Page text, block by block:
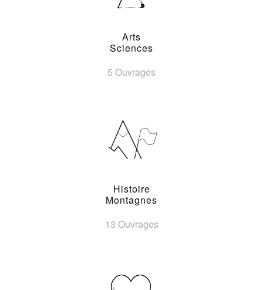
Arts
Sciences
5 Ouvrages
Histoire
Montagnes
13 Ouvrages